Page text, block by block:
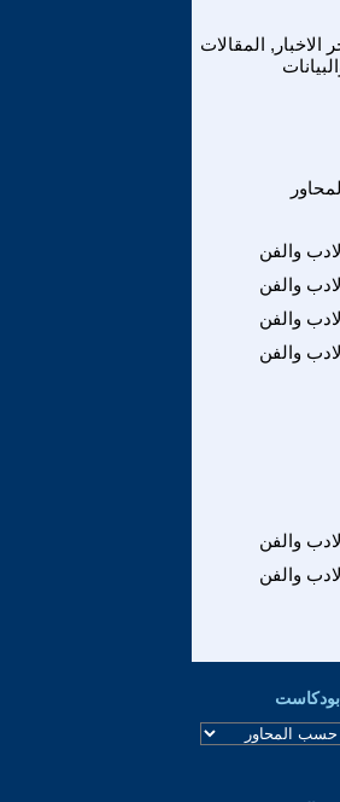
الاخبار, المقالات
والفن
والفن
والفن
والفن
والفن
والفن
بودكاست